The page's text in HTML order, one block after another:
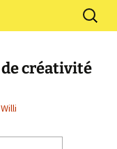
Suchen
nach:
créativité
Willi